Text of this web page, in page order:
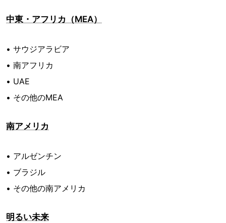
中東・アフリカ（MEA）
• サウジアラビア
• 南アフリカ
• UAE
• その他のMEA
南アメリカ
• アルゼンチン
• ブラジル
• その他の南アメリカ
明るい未来